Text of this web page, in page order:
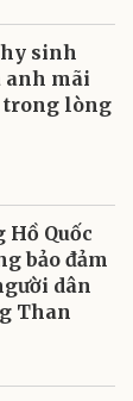
hy sinh
anh mãi
trong lòng
Hồ Quốc
bảo đảm
dân
Than